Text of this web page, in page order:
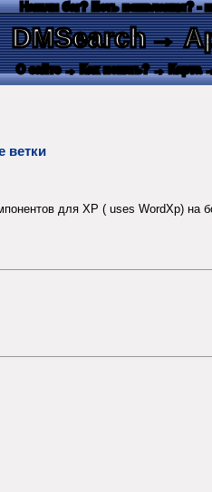
Нашли баг? Есть пожелания? -
DMSearch→
О сайте → Как искать? → Карта
ветки
для XP ( uses WordXp) на